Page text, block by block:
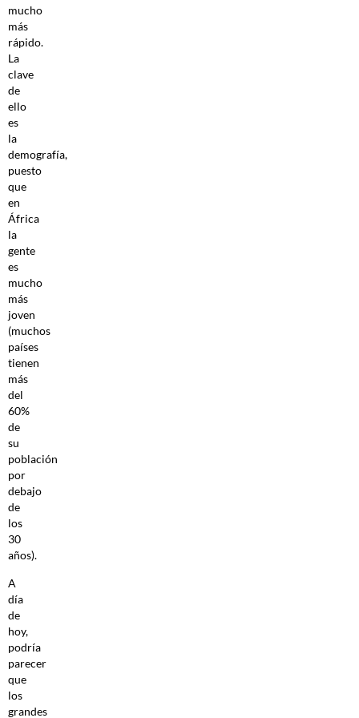
mucho
más
rápido.
La
clave
de
ello
es
la
demografía,
puesto
que
en
África
la
gente
es
mucho
más
joven
(muchos
países
tienen
más
del
60%
de
su
población
por
debajo
de
los
30
años).
A
día
de
hoy,
podría
parecer
que
los
grandes